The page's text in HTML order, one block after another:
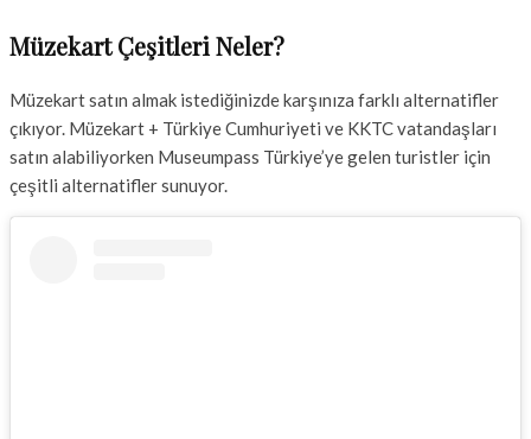
Müzekart Çeşitleri Neler?
Müzekart satın almak istediğinizde karşınıza farklı alternatifler
çıkıyor. Müzekart + Türkiye Cumhuriyeti ve KKTC vatandaşları
satın alabiliyorken Museumpass Türkiye’ye gelen turistler için
çeşitli alternatifler sunuyor.